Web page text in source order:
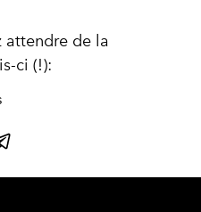
attendre de la
ci (!):